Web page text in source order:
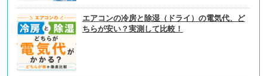
エアコンの冷房と除湿（ドライ）の電気代、ど
ちらが安い？実測して比較！